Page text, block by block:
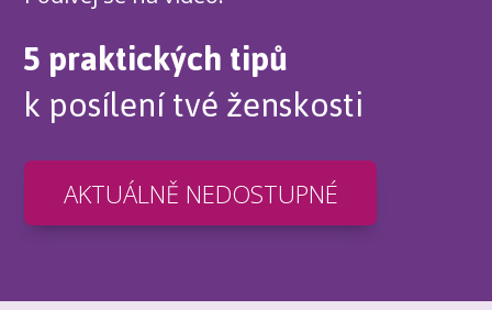
5 praktických tipů
k posílení tvé ženskosti
AKTUÁLNĚ NEDOSTUPNÉ